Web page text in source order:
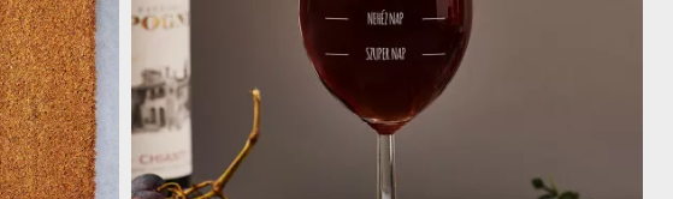
UTAZÓNAK
BICIKLISTÁNAK
IDŐSEBBNEK
SPORTOLÓNAK
TŰZOLTÓNAK
FŐNÖKNEK
HORGÁSZNAK
VICCELŐDŐNEK